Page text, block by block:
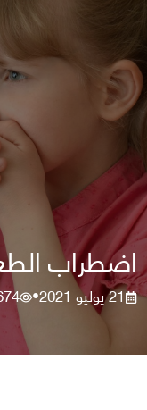
اضطراب
21 يوليو 2021 •